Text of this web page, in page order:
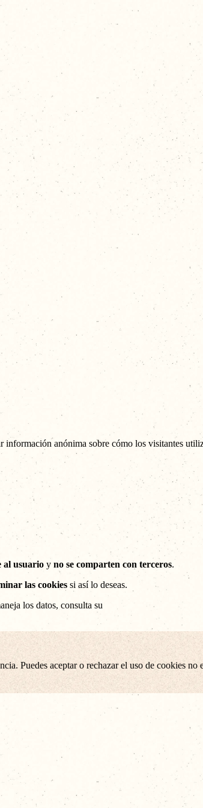
información anónima sobre cómo los visitantes
al usuario y no se comparten con terceros.
las cookies si así lo deseas.
los datos, consulta su
Puedes aceptar o rechazar el uso de cookies no